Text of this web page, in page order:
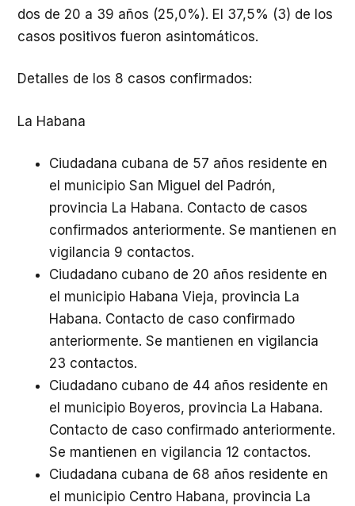
dos de 20 a 39 años (25,0%). El 37,5% (3) de los
casos positivos fueron asintomáticos.
Detalles de los 8 casos confirmados:
La Habana
Ciudadana cubana de 57 años residente en
el municipio San Miguel del Padrón,
provincia La Habana. Contacto de casos
confirmados anteriormente. Se mantienen en
vigilancia 9 contactos.
Ciudadano cubano de 20 años residente en
el municipio Habana Vieja, provincia La
Habana. Contacto de caso confirmado
anteriormente. Se mantienen en vigilancia
23 contactos.
Ciudadano cubano de 44 años residente en
el municipio Boyeros, provincia La Habana.
Contacto de caso confirmado anteriormente.
Se mantienen en vigilancia 12 contactos.
Ciudadana cubana de 68 años residente en
el municipio Centro Habana, provincia La